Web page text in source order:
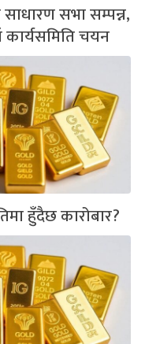
सभा सम्पन्न,
कार्यसमिति चयन
हुँदैछ कारोबार?